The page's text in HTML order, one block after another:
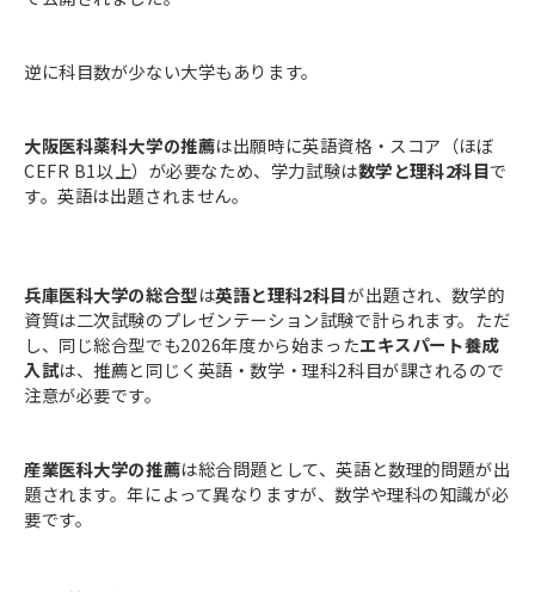
逆に科目数が少ない大学もあります。
大阪医科薬科大学の推薦は出願時に英語資格・スコア（ほぼ
CEFR B1以上）が必要なため、学力試験は数学と理科2科目で
す。英語は出題されません。
兵庫医科大学の総合型は英語と理科2科目が出題され、数学的
資質は二次試験のプレゼンテーション試験で計られます。ただ
し、同じ総合型でも2026年度から始まったエキスパート養成
入試は、推薦と同じく英語・数学・理科2科目が課されるので
注意が必要です。
産業医科大学の推薦は総合問題として、英語と数理的問題が出
題されます。年によって異なりますが、数学や理科の知識が必
要です。